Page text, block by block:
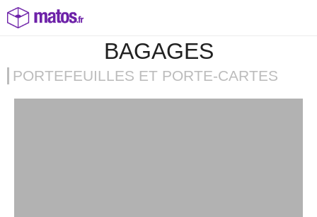
BAGAGES
PORTEFEUILLES ET PORTE-CARTES